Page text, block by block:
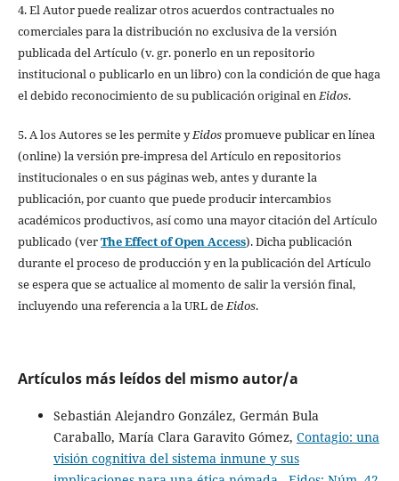
4. El Autor puede realizar otros acuerdos contractuales no
comerciales para la distribución no exclusiva de la versión
publicada del Artículo (v. gr. ponerlo en un repositorio
institucional o publicarlo en un libro) con la condición de que haga
el debido reconocimiento de su publicación original enEidos.
5. A los Autores se les permite yEidospromueve publicar en línea
(online) la versión pre-impresa del Artículo en repositorios
institucionales o en sus páginas web, antes y durante la
publicación, por cuanto que puede producir intercambios
académicos productivos, así como una mayor citación del Artículo
publicado (verThe Effect of Open Access). Dicha publicación
durante el proceso de producción y en la publicación del Artículo
se espera que se actualice al momento de salir la versión final,
incluyendo una referencia a la URL deEidos.
Artículos más leídos del mismo autor/a
Sebastián Alejandro González, Germán Bula
Caraballo, María Clara Garavito Gómez, Contagio: una
visión cognitiva del sistema inmune y sus